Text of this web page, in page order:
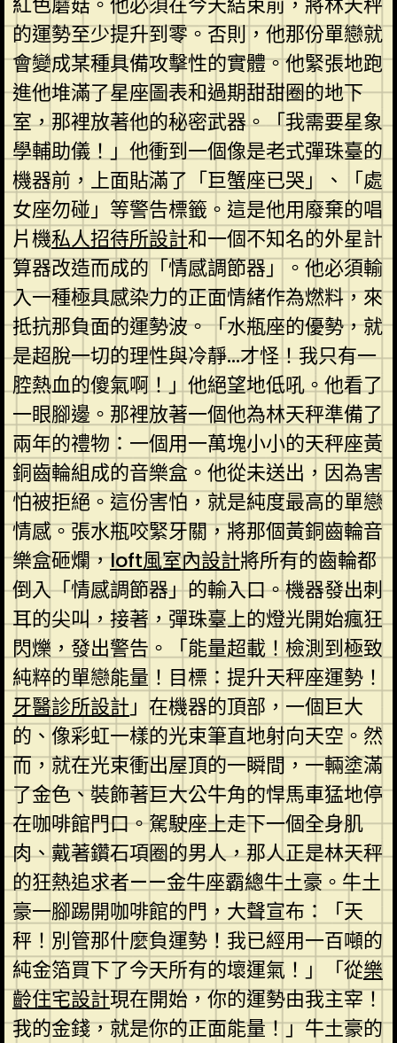
的運勢至少提升到零。否則，他那份單戀就
會變成某種具備攻擊性的實體。他緊張地跑
進他堆滿了星座圖表和過期甜甜圈的地下
室，那裡放著他的秘密武器。「我需要星象
學輔助儀！」他衝到一個像是老式彈珠臺的
機器前，上面貼滿了「巨蟹座已哭」、「處
女座勿碰」等警告標籤。這是他用廢棄的唱
片機私人招待所設計和一個不知名的外星計
算器改造而成的「情感調節器」。他必須輸
入一種極具感染力的正面情緒作為燃料，來
抵抗那負面的運勢波。「水瓶座的優勢，就
是超脫一切的理性與冷靜…才怪！我只有一
腔熱血的傻氣啊！」他絕望地低吼。他看了
一眼腳邊。那裡放著一個他為林天秤準備了
兩年的禮物：一個用一萬塊小小的天秤座黃
銅齒輪組成的音樂盒。他從未送出，因為害
怕被拒絕。這份害怕，就是純度最高的單戀
情感。張水瓶咬緊牙關，將那個黃銅齒輪音
樂盒砸爛，loft風室內設計將所有的齒輪都
倒入「情感調節器」的輸入口。機器發出刺
耳的尖叫，接著，彈珠臺上的燈光開始瘋狂
閃爍，發出警告。「能量超載！檢測到極致
純粹的單戀能量！目標：提升天秤座運勢！
牙醫診所設計 」在機器的頂部，一個巨大
的、像彩虹一樣的光束筆直地射向天空。然
而，就在光束衝出屋頂的一瞬間，一輛塗滿
了金色、裝飾著巨大公牛角的悍馬車猛地停
在咖啡館門口。駕駛座上走下一個全身肌
肉、戴著鑽石項圈的男人，那人正是林天秤
的狂熱追求者——金牛座霸總牛土豪。牛土
豪一腳踢開咖啡館的門，大聲宣布：「天
秤！別管那什麼負運勢！我已經用一百噸的
純金箔買下了今天所有的壞運氣！」「從樂
齡住宅設計現在開始，你的運勢由我主宰！
我的金錢，就是你的正面能量！」牛土豪的